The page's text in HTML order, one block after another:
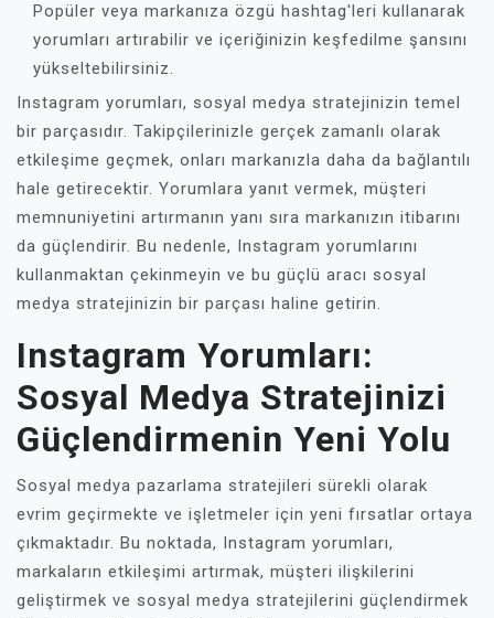
Popüler veya markanıza özgü hashtag'leri kullanarak
yorumları artırabilir ve içeriğinizin keşfedilme şansını
yükseltebilirsiniz.
Instagram yorumları, sosyal medya stratejinizin temel
bir parçasıdır. Takipçilerinizle gerçek zamanlı olarak
etkileşime geçmek, onları markanızla daha da bağlantılı
hale getirecektir. Yorumlara yanıt vermek, müşteri
memnuniyetini artırmanın yanı sıra markanızın itibarını
da güçlendirir. Bu nedenle, Instagram yorumlarını
kullanmaktan çekinmeyin ve bu güçlü aracı sosyal
medya stratejinizin bir parçası haline getirin.
Instagram Yorumları:
Sosyal Medya Stratejinizi
Güçlendirmenin Yeni Yolu
Sosyal medya pazarlama stratejileri sürekli olarak
evrim geçirmekte ve işletmeler için yeni fırsatlar ortaya
çıkmaktadır. Bu noktada, Instagram yorumları,
markaların etkileşimi artırmak, müşteri ilişkilerini
geliştirmek ve sosyal medya stratejilerini güçlendirmek